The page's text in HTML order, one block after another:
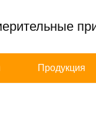
Продукция